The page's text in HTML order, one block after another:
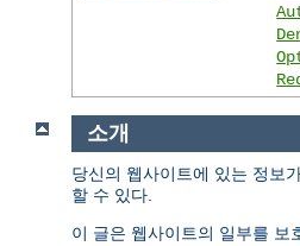
소개
당신의 웹사이트에 있는 정보
할 수 있다.
이 글은 웹사이트의 일부를 보